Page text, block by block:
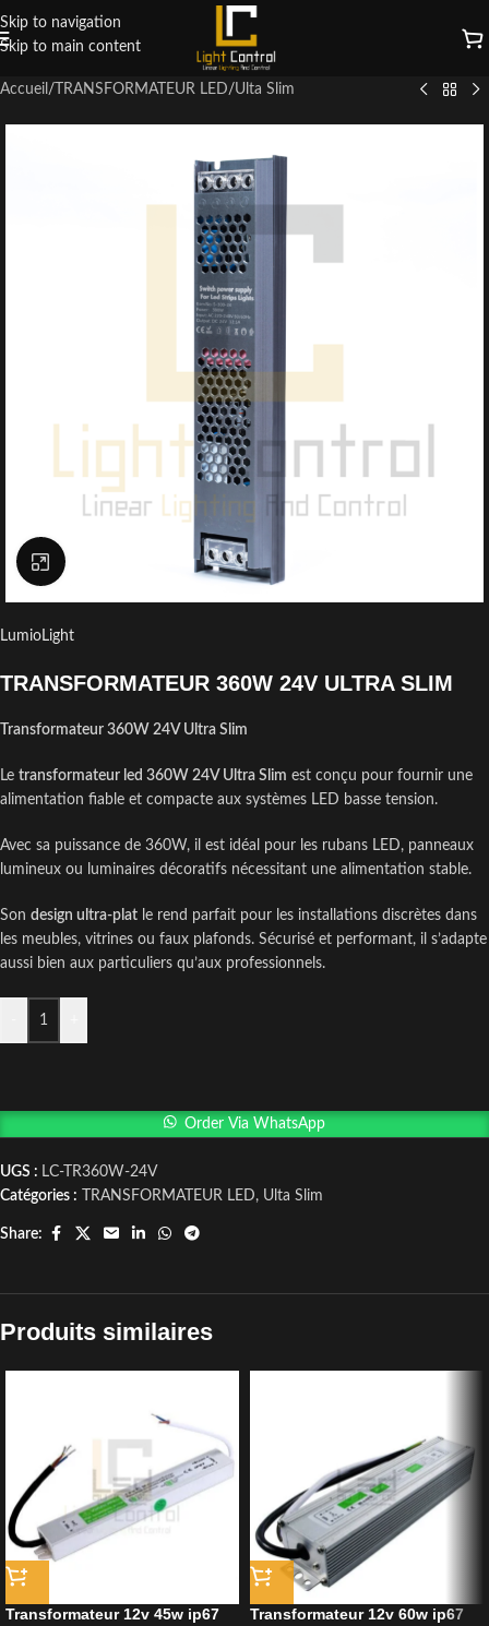
Skip to navigation
Skip to main content
Accueil / TRANSFORMATEUR LED/Ulta Slim
Click to enlarge
LumioLight
TRANSFORMATEUR 360W 24V ULTRA SLIM
Transformateur 360W 24V Ultra Slim
Le transformateur led 360W 24V Ultra Slim est conçu pour fournir une
alimentation fiable et compacte aux systèmes LED basse tension.
Avec sa puissance de 360W, il est idéal pour les rubans LED, panneaux
lumineux ou luminaires décoratifs nécessitant une alimentation stable.
Son design ultra-plat le rend parfait pour les installations discrètes dans
les meubles, vitrines ou faux plafonds. Sécurisé et performant, il s’adapte
aussi bien aux particuliers qu’aux professionnels.
Order Via WhatsApp
UGS : LC-TR360W-24V
Catégories :
TRANSFORMATEUR LED, Ulta Slim
Share:
Produits similaires
Transformateur 12v 45w ip67 Transformateur 12v 60w ip67